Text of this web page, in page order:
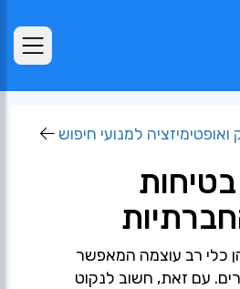
ואופטימיזציה למנועי חיפוש
כלי רב עוצמה המאפשר
עם זאת, חשוב לנקוט